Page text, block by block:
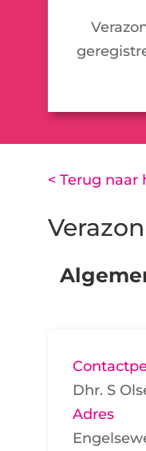
< Terug naar
Verazon
Dhr. S
Adres